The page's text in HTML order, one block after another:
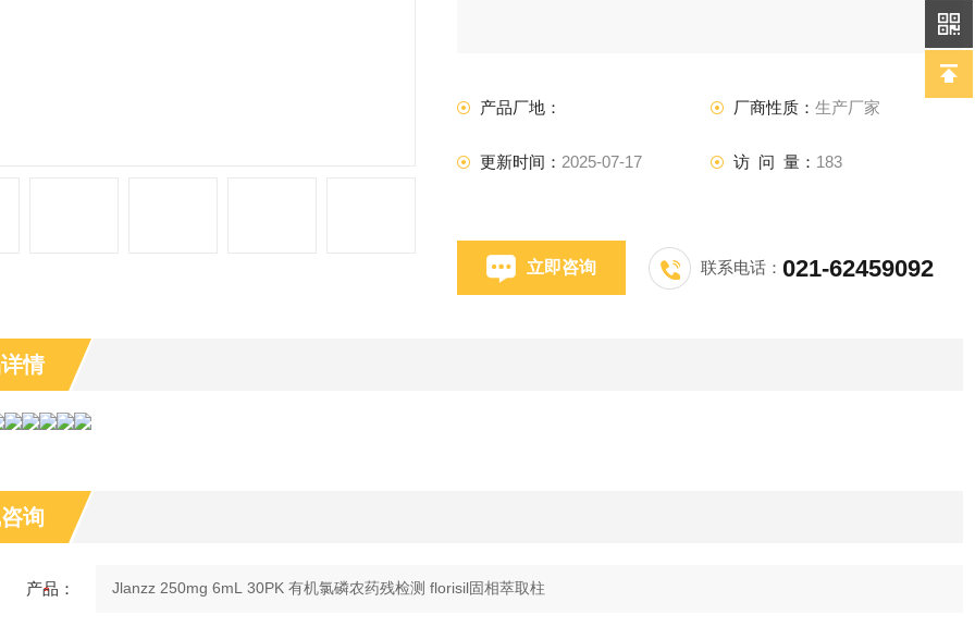
产品厂地： 厂商性质： 生产厂家
更新时间： 2025-07-17 访 问 量： 183
立即咨询 联系电话： 021-62459092
情
询
产品：